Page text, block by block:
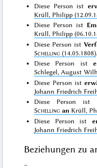
Diese Person ist
Krüll, Philipp
Diese Person ist
Krüll, Philipp
Diese Person ist
Schelling (14.05.1808).
Diese Person ist
Schlegel, August
Diese Person ist
Johann Friedrich
Diese Person ist
Schelling an Krüll,
Diese Person ist
Johann Friedrich
Beziehungen zu
–